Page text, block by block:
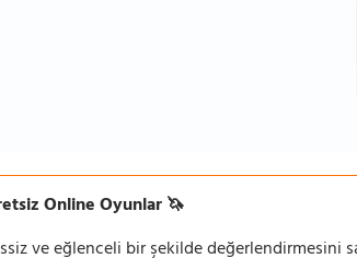
Online Oyunlar 🦄
ve eğlenceli bir şekilde